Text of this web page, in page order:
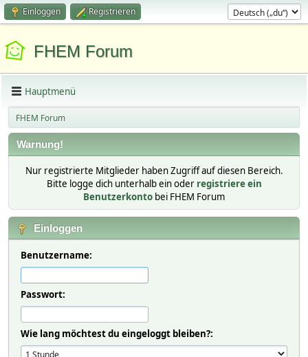
Einloggen Registrieren
FHEM Forum
Hauptmenü
FHEM Forum
Warnung!
Nur registrierte Mitglieder haben Zugriff auf diesen Bereich.
Bitte logge dich unterhalb ein oder registriere ein
Benutzerkonto bei FHEM Forum
Einloggen
Benutzername:
Passwort:
Wie lang möchtest du eingeloggt bleiben?: